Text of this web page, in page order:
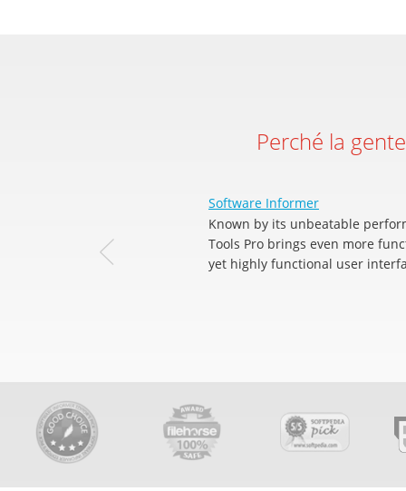
Perché la
Software Informer
Known by its unbeatable
Tools Pro brings even more
yet highly functional user